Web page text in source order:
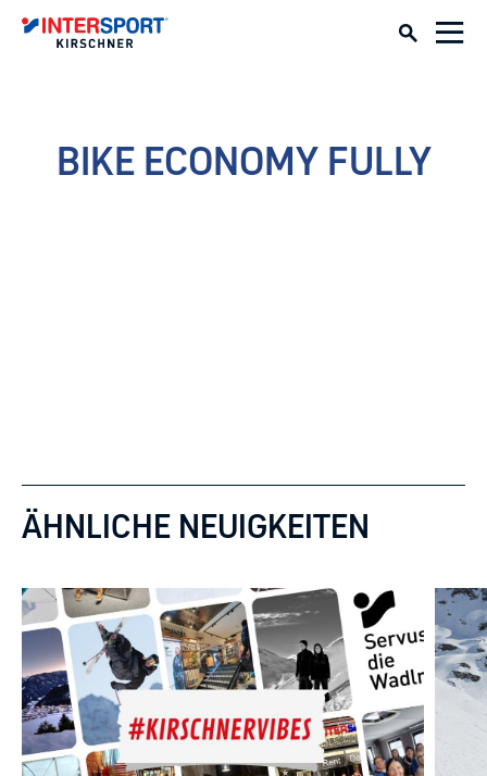
BIKE ECONOMY FULLY
ÄHNLICHE NEUIGKEITEN